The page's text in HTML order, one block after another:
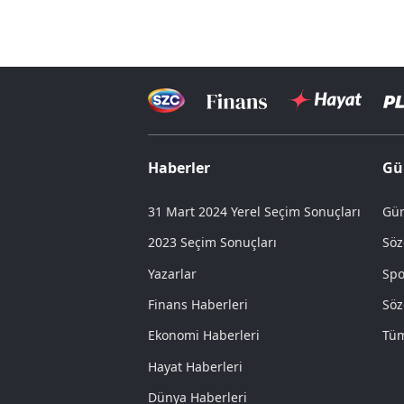
Haberler
31 Mart 2024 Yerel Seçim Sonuçları
2023 Seçim Sonuçları
Yazarlar
Finans Haberleri
Ekonomi Haberleri
Hayat Haberleri
Dünya Haberleri